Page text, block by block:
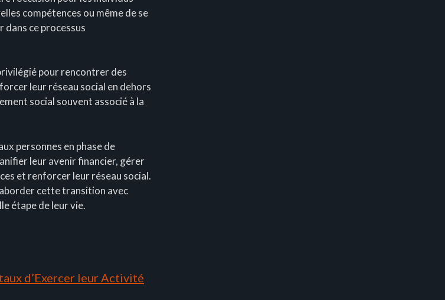
compétences ou même de se
dans ce processus
pour rencontrer des
leur réseau social en dehors
social souvent associé à la
personnes en phase de
leur avenir financier, gérer
et renforcer leur réseau social.
cette transition avec
étape de leur vie.
d’Exercer leur Activité